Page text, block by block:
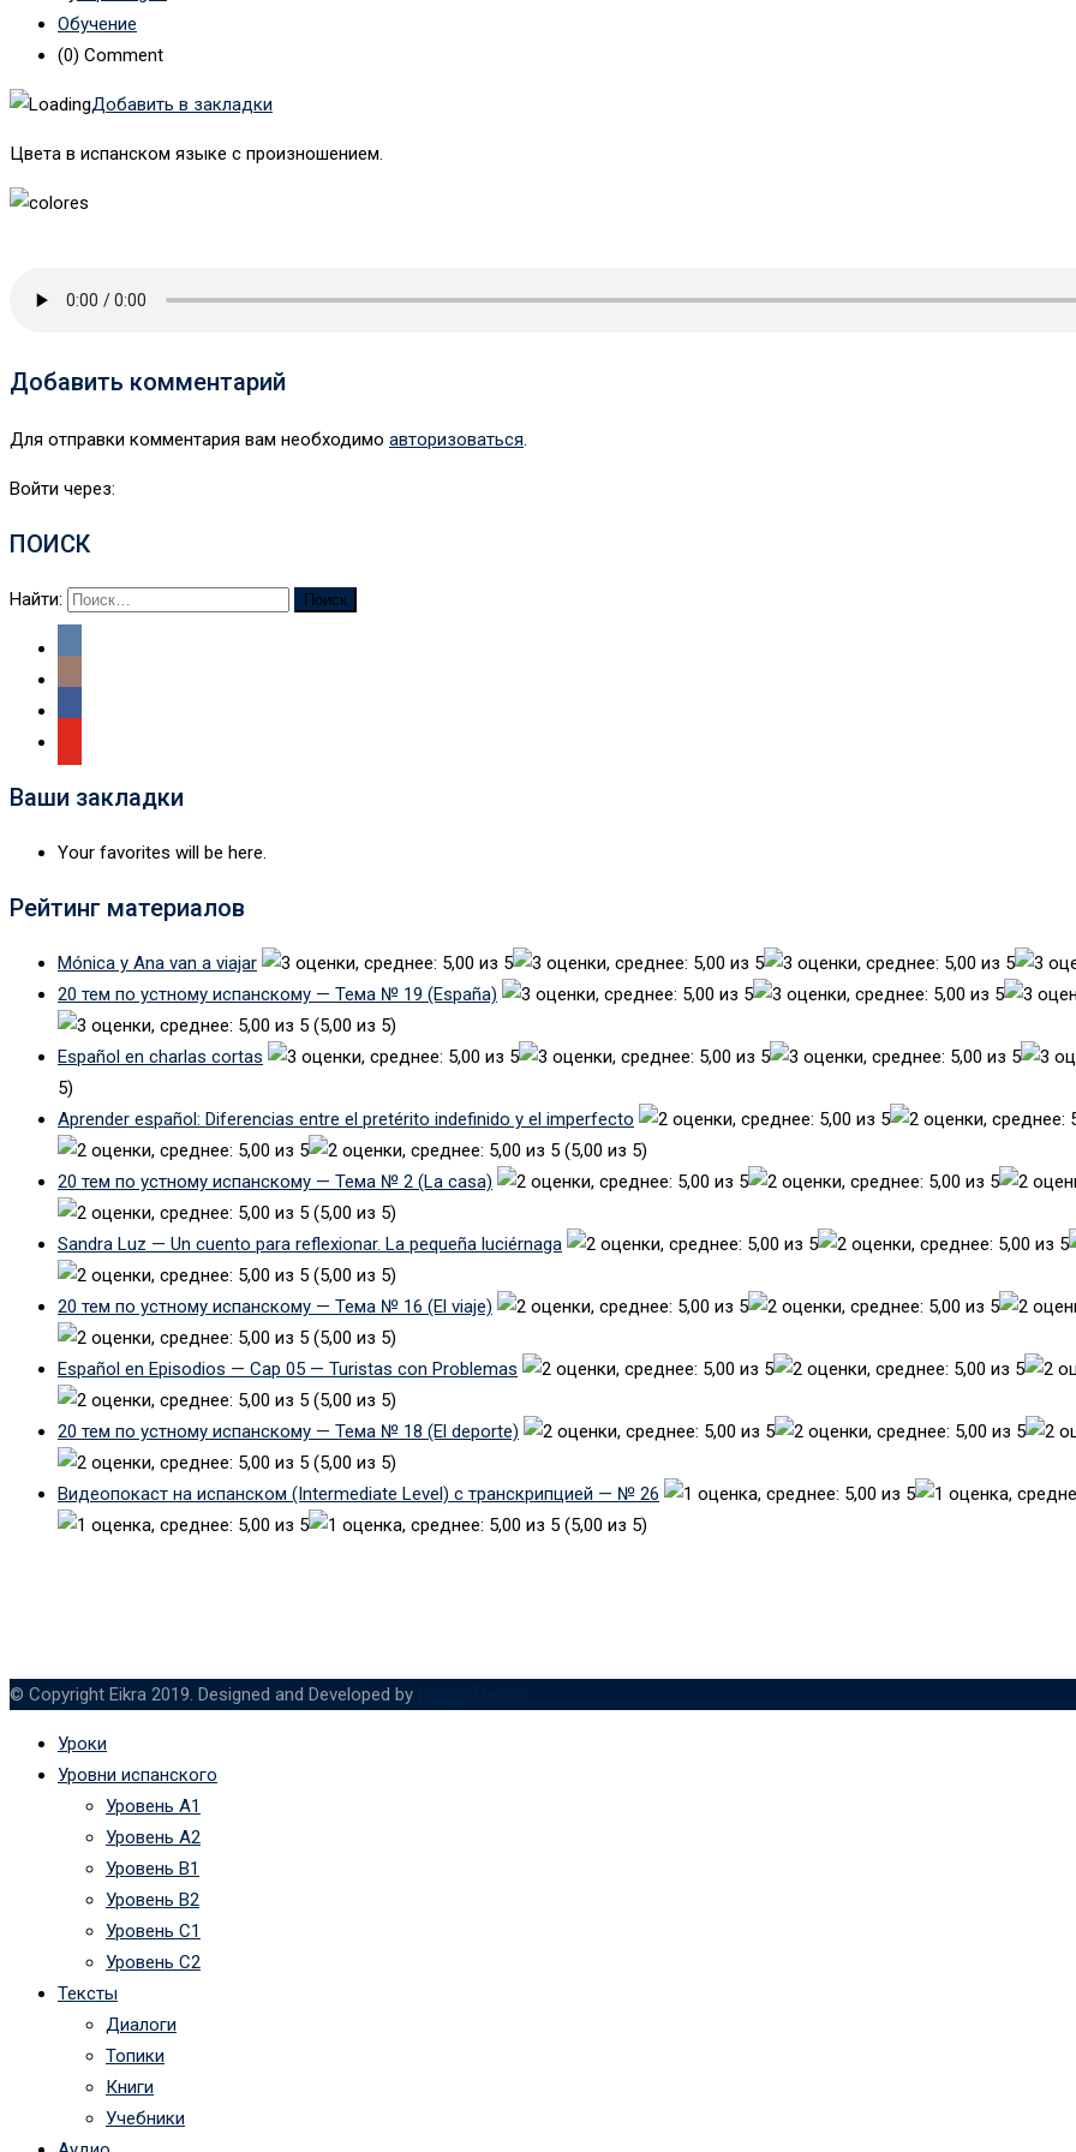
Обучение
(0) Comment
Добавить в закладки
Цвета в испанском языке с произношением.
Добавить комментарий
Для отправки комментария вам необходимо авторизоваться
Войти через:
ПОИСК
Найти:
Ваши закладки
Your favorites will be here.
Рейтинг материалов
Mónica y Ana van a viajar
20 тем по устному испанскому — Тема № 19 (España)
(5,00 из 5)
Español en charlas cortas
5)
Aprender español: Diferencias entre el pretérito indefinido y el imperfecto
(5,00 из 5)
20 тем по устному испанскому — Тема № 2 (La casa)
(5,00 из 5)
Sandra Luz — Un cuento para reflexionar. La pequeña luciérnaga
(5,00 из 5)
20 тем по устному испанскому — Тема № 16 (El viaje)
(5,00 из 5)
Español en Episodios — Cap 05 — Turistas con Problemas
(5,00 из 5)
20 тем по устному испанскому — Тема № 18 (El deporte)
(5,00 из 5)
Видеопокаст на испанском (Intermediate Level) с транскрипцией — № 26
(5,00 из 5)
© Copyright Eikra 2019. Designed and Developed by
Уроки
Уровни испанского
Уровень А1
Уровень А2
Уровень B1
Уровень B2
Уровень C1
Уровень C2
Тексты
Диалоги
Топики
Книги
Учебники